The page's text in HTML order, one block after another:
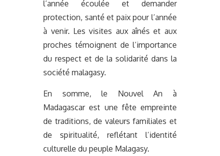
l’année écoulée et demander
protection, santé et paix pour l’année
à venir. Les visites aux aînés et aux
proches témoignent de l’importance
du respect et de la solidarité dans la
société malagasy.
En somme, le Nouvel An à
Madagascar est une fête empreinte
de traditions, de valeurs familiales et
de spiritualité, reflétant l’identité
culturelle du peuple Malagasy.